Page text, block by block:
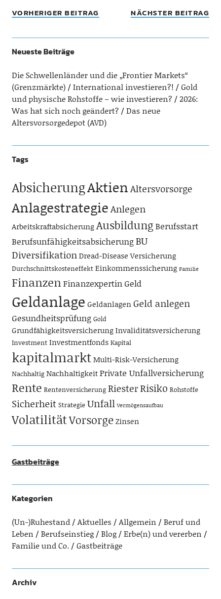
VORHERIGER BEITRAG NÄCHSTER BEITRAG
Neueste Beiträge
Die Schwellenländer und die „Frontier Markets“
(Grenzmärkte)
International investieren?!
Gold
und physische Rohstoffe – wie investieren?
2026:
Was hat sich noch geändert?
Das neue
Altersvorsorgedepot (AVD)
Tags
AbsicherungAktienAltersvorsorge
AnlagestrategieAnlegen
ArbeitskraftabsicherungAusbildung Berufsstart
BerufsunfähigkeitsabsicherungBU
DiversifikationDread-Disease Versicherung
Durchschnittskosteneffekt Einkommenssicherung Familie
FinanzenFinanzexpertin Geld
Geldanlage Geldanlagen Geld anlegen
Gesundheitsprüfung Gold
GrundfähigkeitsversicherungInvaliditätsversicherung
Investment Investmentfonds Kapital
kapitalmarktMulti-Risk-Versicherung
Nachhaltig NachhaltigkeitPrivate Unfallversicherung
Rente Rentenversicherung RiesterRisiko Rohstoffe
Sicherheit Strategie Unfall Vermögensaufbau
VolatilitätVorsorgeZinsen
Gastbeiträge
Kategorien
(Un-)Ruhestand Aktuelles Allgemein
Beruf und
Leben
Berufseinstieg Blog
Erbe(n) und vererben
Familie und Co.
Gastbeiträge
Archiv